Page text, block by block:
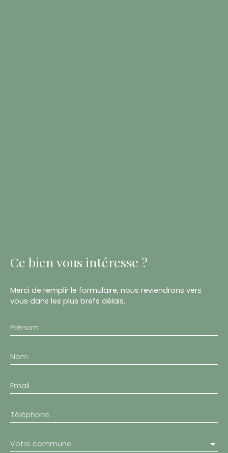
Ce bien vous intéresse ?
Merci de remplir le formulaire, nous reviendrons vers
vous dans les plus brefs délais.
Prénom
Nom
Email
Téléphone
Votre commune